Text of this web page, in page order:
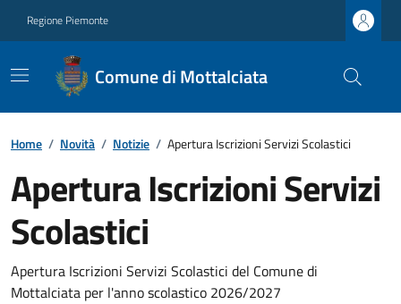
Regione Piemonte
Comune di Mottalciata
Home / Novità / Notizie / Apertura Iscrizioni Servizi Scolastici
Apertura Iscrizioni Servizi
Scolastici
Apertura Iscrizioni Servizi Scolastici del Comune di
Mottalciata per l'anno scolastico 2026/2027